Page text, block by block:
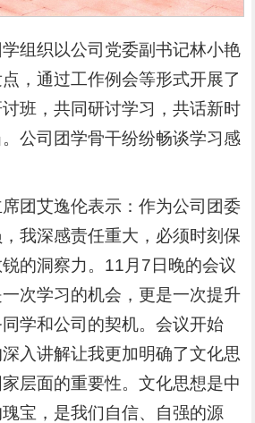
组织以公司党委副书记林小艳
，通过工作例会等形式开展了
班，共同研讨学习，共话新时
公司团学骨干纷纷畅谈学习感
团艾逸伦表示：作为公司团委
我深感责任重大，必须时刻保
的洞察力。11月7日晚的会议
次学习的机会，更是一次提升
学和公司的契机。会议开始
入讲解让我更加明确了文化思
层面的重要性。文化思想是中
宝，是我们自信、自强的源